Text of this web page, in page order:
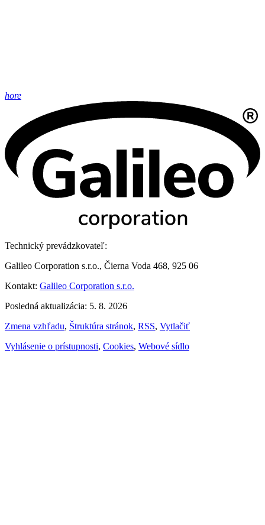
hore
Technický prevádzkovateľ:
Galileo Corporation s.r.o., Čierna Voda 468, 925 06
Kontakt: Galileo Corporation s.r.o.
Posledná aktualizácia: 5. 8. 2026
Zmena vzhľadu, Štruktúra stránok, RSS, Vytlačiť
Vyhlásenie o prístupnosti, Cookies, Webové sídlo